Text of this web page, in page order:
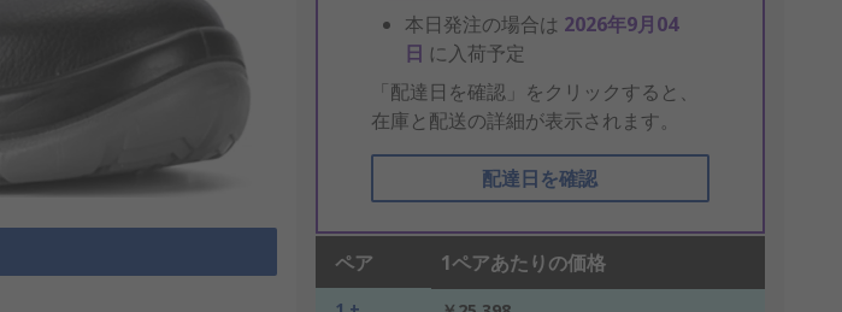
本日発注の場合は 2026年9月04
日 に入荷予定
「配達日を確認」をクリックすると、
在庫と配送の詳細が表示されます。
配達日を確認
ペア 1ペアあたりの価格